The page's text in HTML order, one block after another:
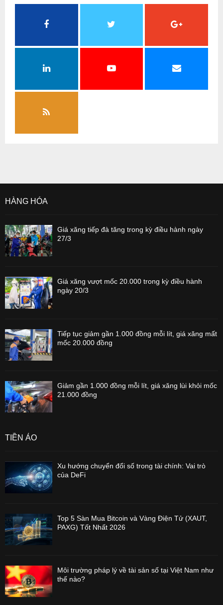
HÀNG HÓA
Giá xăng tiếp đà tăng trong kỳ điều hành ngày
27/3
Giá xăng vượt mốc 20.000 trong kỳ điều hành
ngày 20/3
Tiếp tục giảm gần 1.000 đồng mỗi lít, giá xăng mất
mốc 20.000 đồng
Giảm gần 1.000 đồng mỗi lít, giá xăng lùi khỏi mốc
21.000 đồng
TIỀN ẢO
Xu hướng chuyển đổi số trong tài chính: Vai trò
của DeFi
Top 5 Sàn Mua Bitcoin và Vàng Điện Tử (XAUT,
PAXG) Tốt Nhất 2026
Môi trường pháp lý về tài sản số tại Việt Nam như
thế nào?